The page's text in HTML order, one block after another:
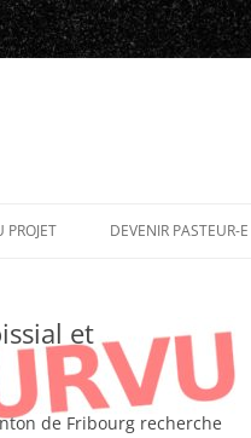
PROJET DEVENIR PASTEUR-E
et
de Fribourg recherche